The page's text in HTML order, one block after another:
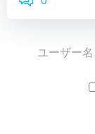
ユーザー名